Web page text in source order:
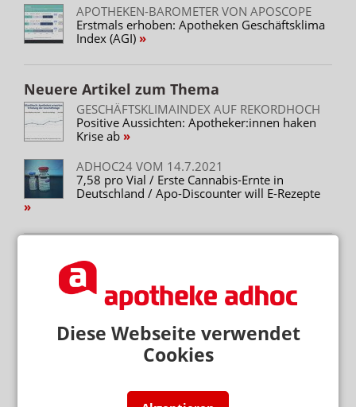
Diese Webseite verwendet
Cookies
APOTHEKEN-BAROMETER VON APOSCOPE
Erstmals erhoben: Apotheken Geschäftsklima
Index (AGI)
Neuere Artikel zum Thema
GESCHÄFTSKLIMAINDEX AUF REKORDHOCH
Positive Aussichten: Apotheker:innen haken
Krise ab
ADHOC24 VOM 14.7.2021
7,58 pro Vial / Erste Cannabis-Ernte in
Deutschland / Apo-Discounter will E-Rezepte
Mehr zum Thema
„GERECHT! GESUND! GENIESSEN!“
Hanfparade: Demonstranten fordern umfassende
Legalisierung
„ES GEHT UM DIE ZUKUNFT UNSERER KINDER“